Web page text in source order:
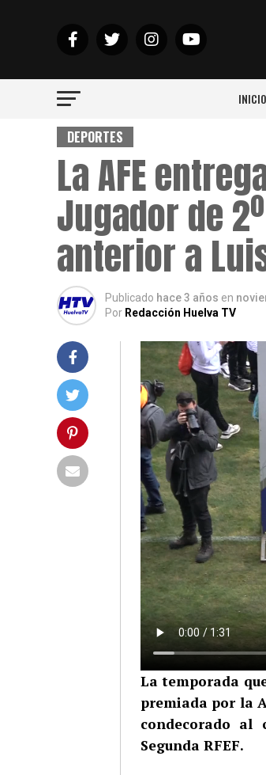
INICIO
DEPORTES
La AFE
Jugador de
anterior a
Publicado hace 3 años en
Por Redacción Huelva TV
La temporada
premiada por la
condecorado al
Segunda RFEF.